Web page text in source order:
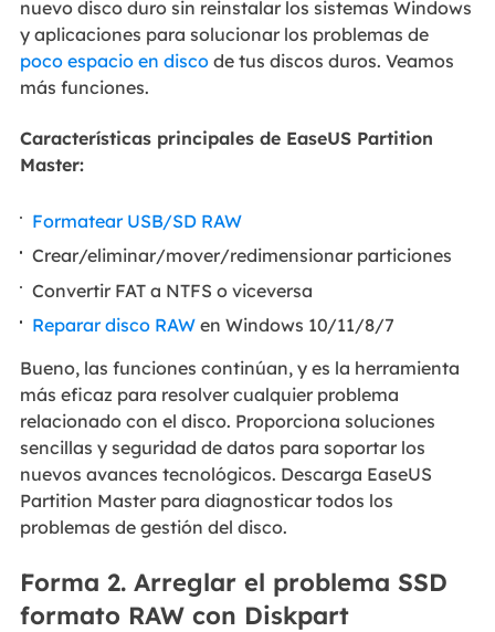
nuevo disco duro sin reinstalar los sistemas Windows
y aplicaciones para solucionar los problemas de
poco espacio en discode tus discos duros. Veamos
más funciones.
Características principales de EaseUS Partition
Master:
Formatear USB/SD RAW
Crear/eliminar/mover/redimensionar particiones
Convertir FAT a NTFS o viceversa
Reparar disco RAW en Windows 10/11/8/7
Bueno, las funciones continúan, y es la herramienta
más eficaz para resolver cualquier problema
relacionado con el disco. Proporciona soluciones
sencillas y seguridad de datos para soportar los
nuevos avances tecnológicos. Descarga EaseUS
Partition Master para diagnosticar todos los
problemas de gestión del disco.
Forma 2. Arreglar el problema SSD
formato RAW con Diskpart